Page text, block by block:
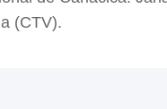
(CTV).